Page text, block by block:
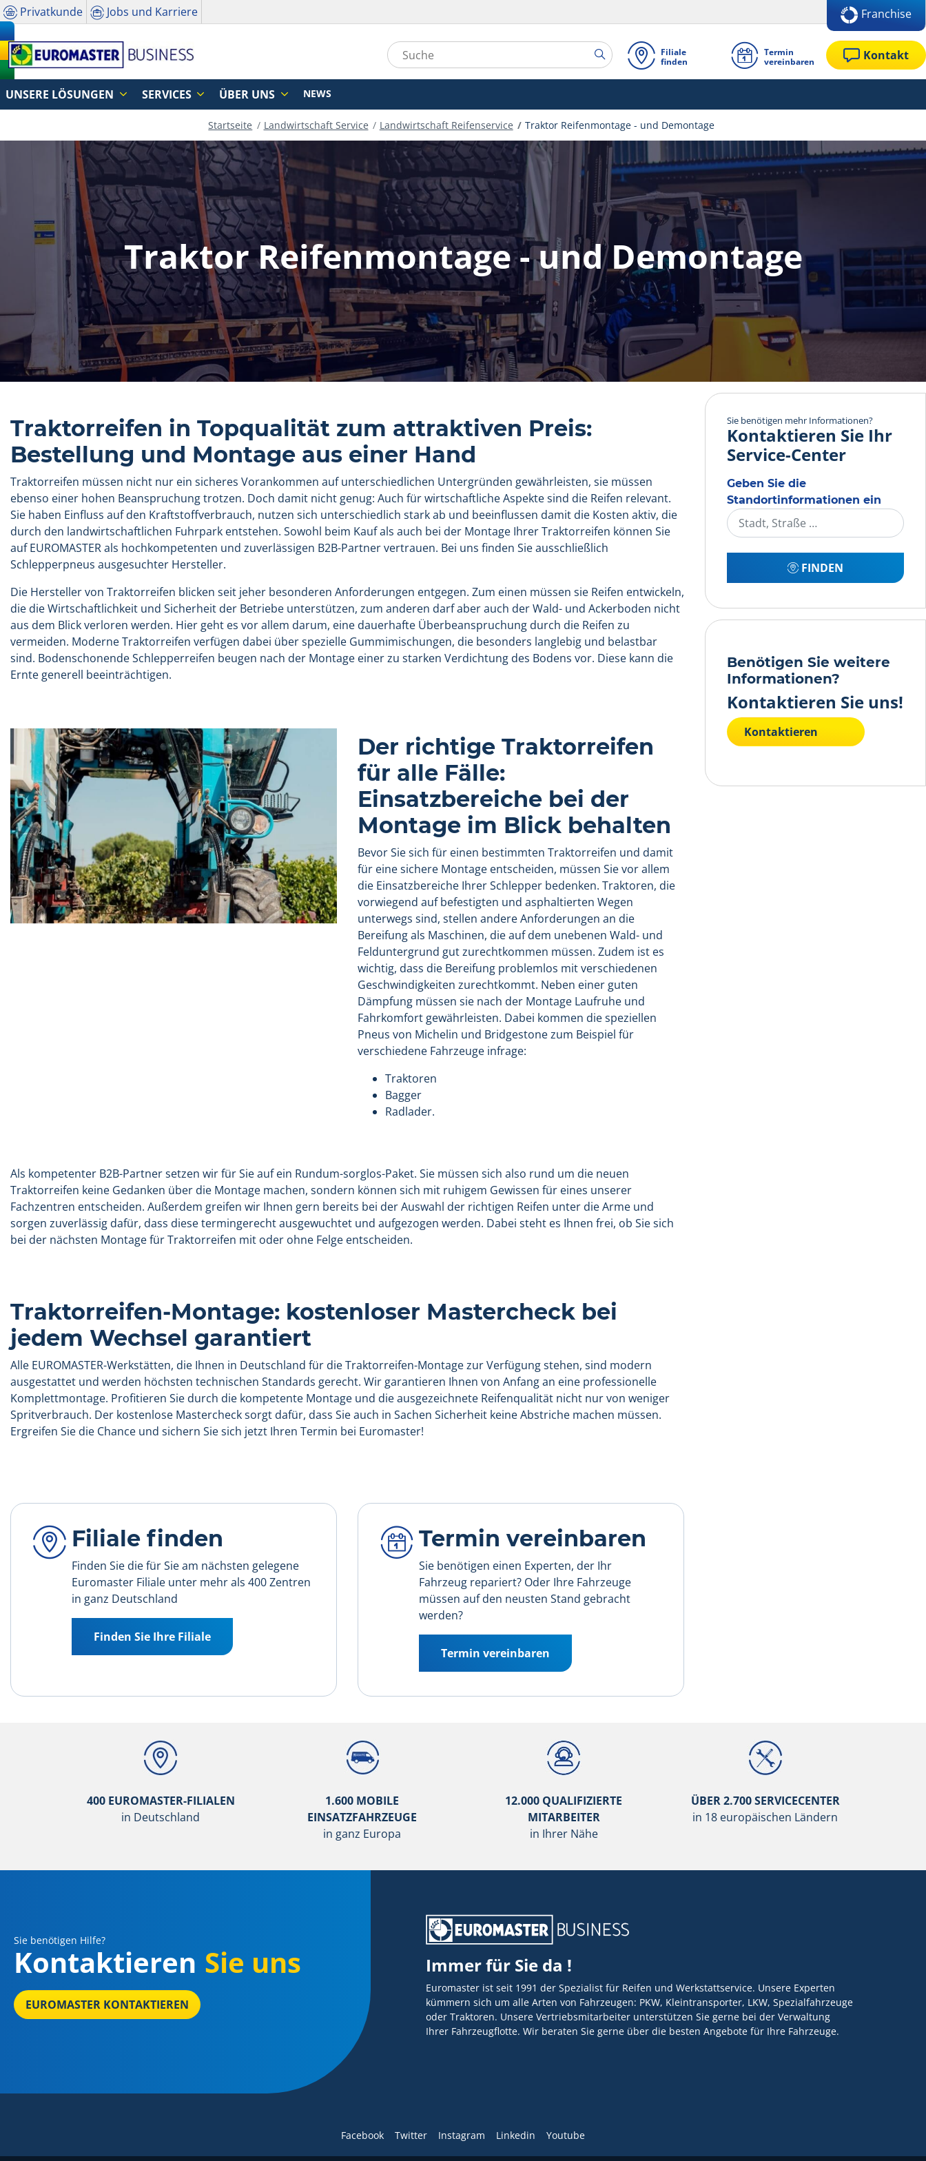
Privatkunde Jobs und Karriere Franchise
Filiale
finden
Termin
vereinbaren
Kontakt
UNSERE LÖSUNGEN SERVICES ÜBER UNS NEWS
Startseite Landwirtschaft Service Landwirtschaft Reifenservice Traktor Reifenmontage - und Demontage
Traktor Reifenmontage - und Demontage
Sie benötigen mehr Informationen?
Kontaktieren Sie Ihr
Service-Center
Geben Sie die
Standortinformationen ein
FINDEN
Benötigen Sie weitere
Informationen?
Kontaktieren Sie uns!
Kontaktieren
Traktorreifen in Topqualität zum attraktiven Preis:
Bestellung und Montage aus einer Hand
Traktorreifen müssen nicht nur ein sicheres Vorankommen auf unterschiedlichen Untergründen gewährleisten, sie müssen
ebenso einer hohen Beanspruchung trotzen. Doch damit nicht genug: Auch für wirtschaftliche Aspekte sind die Reifen relevant.
Sie haben Einfluss auf den Kraftstoffverbrauch, nutzen sich unterschiedlich stark ab und beeinflussen damit die Kosten aktiv, die
durch den landwirtschaftlichen Fuhrpark entstehen. Sowohl beim Kauf als auch bei der Montage Ihrer Traktorreifen können Sie
auf EUROMASTER als hochkompetenten und zuverlässigen B2B-Partner vertrauen. Bei uns finden Sie ausschließlich
Schlepperpneus ausgesuchter Hersteller.
Die Hersteller von Traktorreifen blicken seit jeher besonderen Anforderungen entgegen. Zum einen müssen sie Reifen entwickeln,
die die Wirtschaftlichkeit und Sicherheit der Betriebe unterstützen, zum anderen darf aber auch der Wald- und Ackerboden nicht
aus dem Blick verloren werden. Hier geht es vor allem darum, eine dauerhafte Überbeanspruchung durch die Reifen zu
vermeiden. Moderne Traktorreifen verfügen dabei über spezielle Gummimischungen, die besonders langlebig und belastbar
sind. Bodenschonende Schlepperreifen beugen nach der Montage einer zu starken Verdichtung des Bodens vor. Diese kann die
Ernte generell beeinträchtigen.
Der richtige Traktorreifen
für alle Fälle:
Einsatzbereiche bei der
Montage im Blick behalten
Bevor Sie sich für einen bestimmten Traktorreifen und damit
für eine sichere Montage entscheiden, müssen Sie vor allem
die Einsatzbereiche Ihrer Schlepper bedenken. Traktoren, die
vorwiegend auf befestigten und asphaltierten Wegen
unterwegs sind, stellen andere Anforderungen an die
Bereifung als Maschinen, die auf dem unebenen Wald- und
Felduntergrund gut zurechtkommen müssen. Zudem ist es
wichtig, dass die Bereifung problemlos mit verschiedenen
Geschwindigkeiten zurechtkommt. Neben einer guten
Dämpfung müssen sie nach der Montage Laufruhe und
Fahrkomfort gewährleisten. Dabei kommen die speziellen
Pneus von Michelin und Bridgestone zum Beispiel für
verschiedene Fahrzeuge infrage:
Traktoren
Bagger
Radlader.
Als kompetenter B2B-Partner setzen wir für Sie auf ein Rundum-sorglos-Paket. Sie müssen sich also rund um die neuen
Traktorreifen keine Gedanken über die Montage machen, sondern können sich mit ruhigem Gewissen für eines unserer
Fachzentren entscheiden. Außerdem greifen wir Ihnen gern bereits bei der Auswahl der richtigen Reifen unter die Arme und
sorgen zuverlässig dafür, dass diese termingerecht ausgewuchtet und aufgezogen werden. Dabei steht es Ihnen frei, ob Sie sich
bei der nächsten Montage für Traktorreifen mit oder ohne Felge entscheiden.
Traktorreifen-Montage: kostenloser Mastercheck bei
jedem Wechsel garantiert
Alle EUROMASTER-Werkstätten, die Ihnen in Deutschland für die Traktorreifen-Montage zur Verfügung stehen, sind modern
ausgestattet und werden höchsten technischen Standards gerecht. Wir garantieren Ihnen von Anfang an eine professionelle
Komplettmontage. Profitieren Sie durch die kompetente Montage und die ausgezeichnete Reifenqualität nicht nur von weniger
Spritverbrauch. Der kostenlose Mastercheck sorgt dafür, dass Sie auch in Sachen Sicherheit keine Abstriche machen müssen.
Ergreifen Sie die Chance und sichern Sie sich jetzt Ihren Termin bei Euromaster!
Filiale finden
Finden Sie die für Sie am nächsten gelegene
Euromaster Filiale unter mehr als 400 Zentren
in ganz Deutschland
Finden Sie Ihre Filiale
Termin vereinbaren
Sie benötigen einen Experten, der Ihr
Fahrzeug repariert? Oder Ihre Fahrzeuge
müssen auf den neusten Stand gebracht
werden?
Termin vereinbaren
400 EUROMASTER-FILIALEN
in Deutschland
1.600 MOBILE
EINSATZFAHRZEUGE
in ganz Europa
12.000 QUALIFIZIERTE
MITARBEITER
in Ihrer Nähe
ÜBER 2.700 SERVICECENTER
in 18 europäischen Ländern
Sie benötigen Hilfe?
Kontaktieren Sie uns
EUROMASTER KONTAKTIEREN
Immer für Sie da !
Euromaster ist seit 1991 der Spezialist für Reifen und Werkstattservice. Unsere Experten
kümmern sich um alle Arten von Fahrzeugen: PKW, Kleintransporter, LKW, Spezialfahrzeuge
oder Traktoren. Unsere Vertriebsmitarbeiter unterstützen Sie gerne bei der Verwaltung
Ihrer Fahrzeugflotte. Wir beraten Sie gerne über die besten Angebote für Ihre Fahrzeuge.
Facebook Twitter Instagram Linkedin Youtube